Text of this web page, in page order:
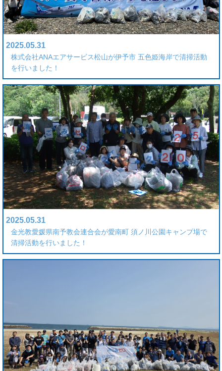
2025.05.31
株式会社ANAエアサービス松山が伊予市 五色姫海岸で清掃活動
を行いました！
2025.05.31
金光教愛媛県南予教会連合会が愛南町 須ノ川公園キャンプ場で
清掃活動を行いました！